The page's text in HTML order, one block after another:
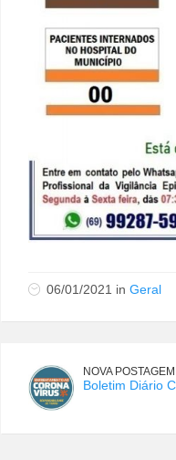
06/01/2021 in Geral
NOVA POSTAGEM
Boletim Diário